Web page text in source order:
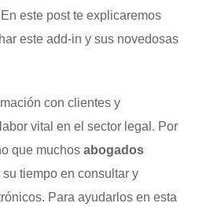
este post te explicaremos
este add-in y sus novedosas
con clientes y
vital en el sector legal. Por
que muchos abogados
tiempo en consultar y
Para ayudarlos en esta